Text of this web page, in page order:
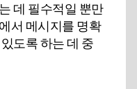
데 필수적일 뿐만
서 메시지를 명확
도록 하는 데 중